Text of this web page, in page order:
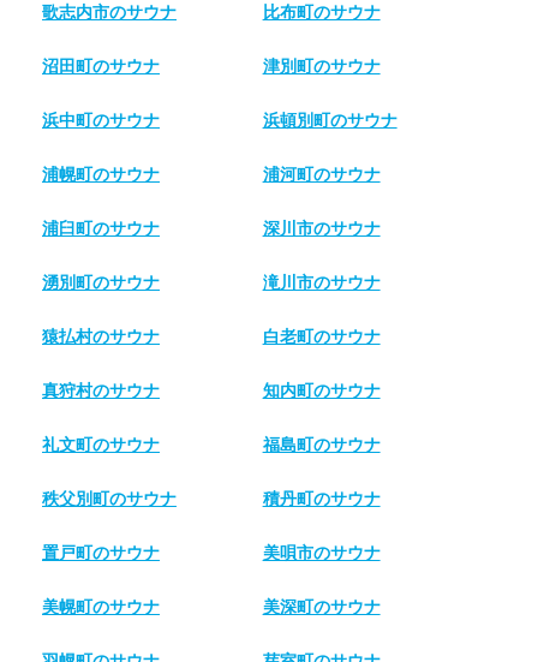
歌志内市のサウナ 比布町のサウナ
沼田町のサウナ 津別町のサウナ
浜中町のサウナ 浜頓別町のサウナ
浦幌町のサウナ 浦河町のサウナ
浦臼町のサウナ 深川市のサウナ
湧別町のサウナ 滝川市のサウナ
猿払村のサウナ 白老町のサウナ
真狩村のサウナ 知内町のサウナ
礼文町のサウナ 福島町のサウナ
秩父別町のサウナ 積丹町のサウナ
置戸町のサウナ 美唄市のサウナ
美幌町のサウナ 美深町のサウナ